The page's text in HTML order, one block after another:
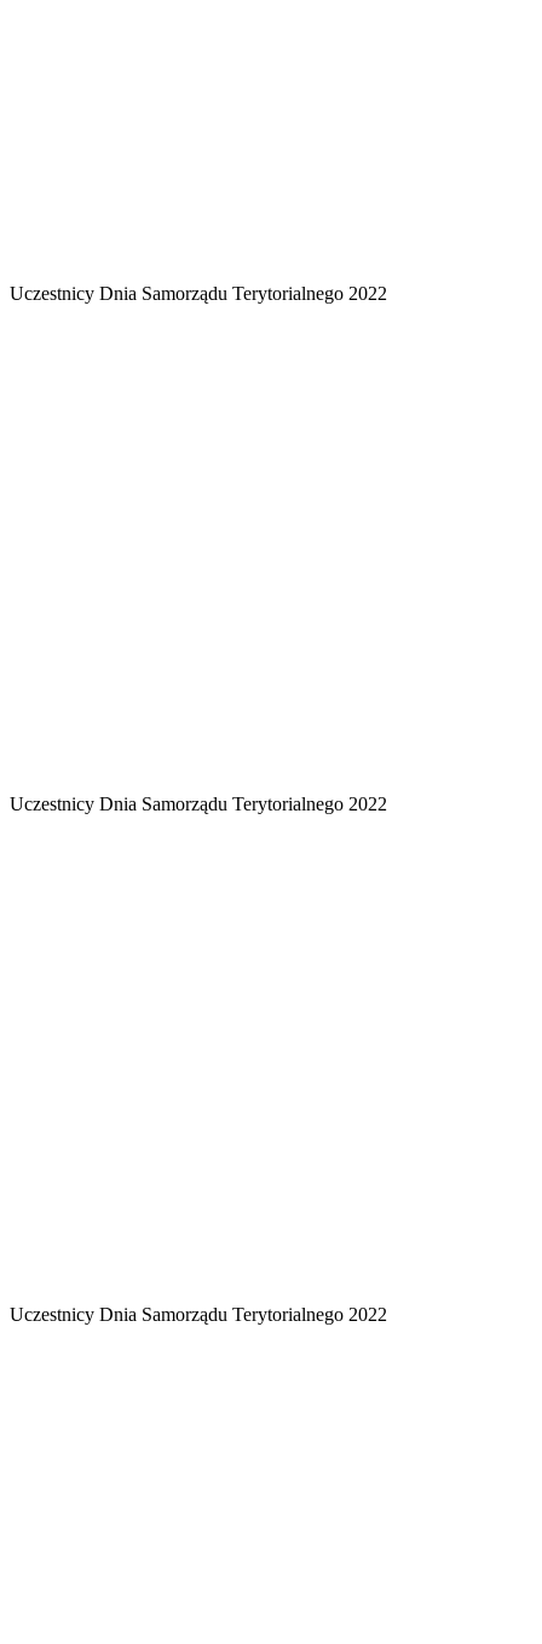
Uczestnicy Dnia Samorządu Terytorialnego 2022
Uczestnicy Dnia Samorządu Terytorialnego 2022
Uczestnicy Dnia Samorządu Terytorialnego 2022